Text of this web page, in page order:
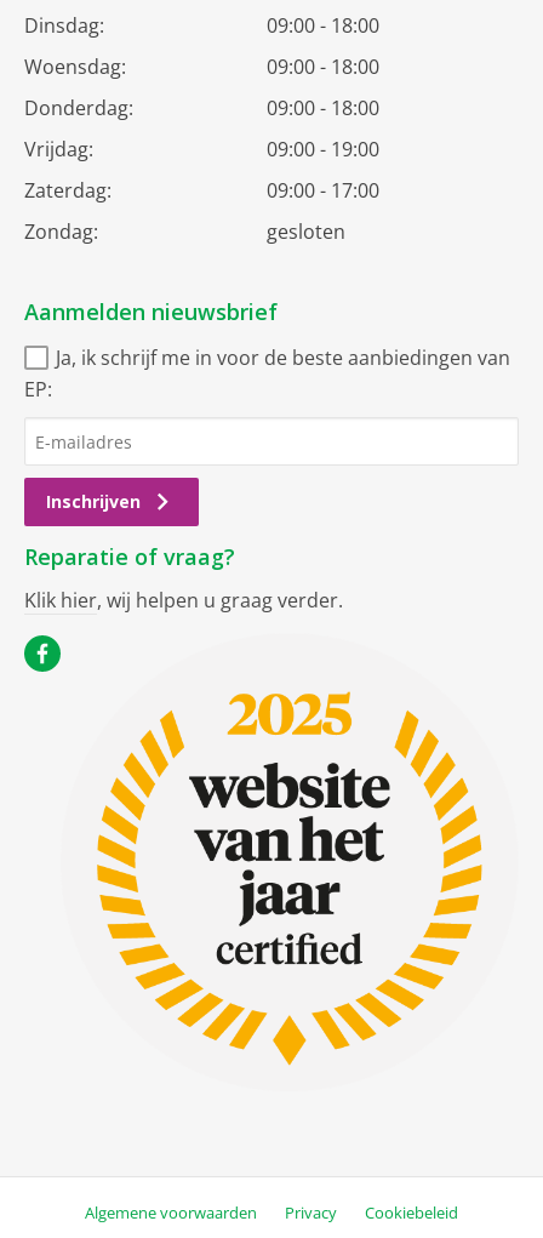
Dinsdag:
09:00 - 18:00
Woensdag:
09:00 - 18:00
Donderdag:
09:00 - 18:00
Vrijdag:
09:00 - 19:00
Zaterdag:
09:00 - 17:00
Zondag:
gesloten
Aanmelden nieuwsbrief
Ja, ik schrijf me in voor de beste aanbiedingen van
EP:
Inschrijven
Reparatie of vraag?
Klik hier, wij helpen u graag verder.
Algemene voorwaarden Privacy Cookiebeleid